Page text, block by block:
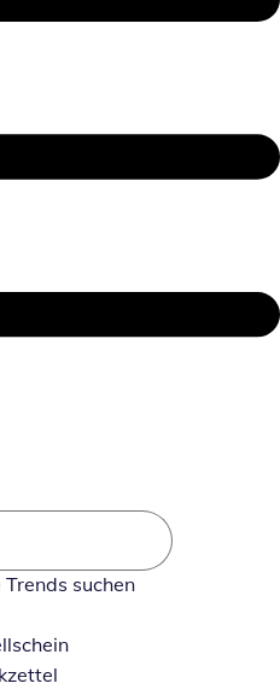
suchen